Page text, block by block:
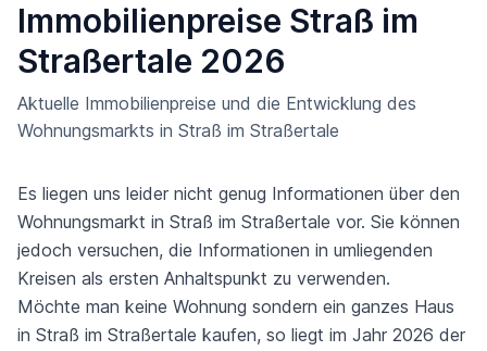
Immobilienpreise Straß im
Straßertale 2026
Aktuelle Immobilienpreise und die Entwicklung des
Wohnungsmarkts in Straß im Straßertale
Es liegen uns leider nicht genug Informationen über den
Wohnungsmarkt in Straß im Straßertale vor. Sie können
jedoch versuchen, die Informationen in umliegenden
Kreisen als ersten Anhaltspunkt zu verwenden.
Möchte man keine Wohnung sondern ein ganzes Haus
in Straß im Straßertale kaufen, so liegt im Jahr 2026 der